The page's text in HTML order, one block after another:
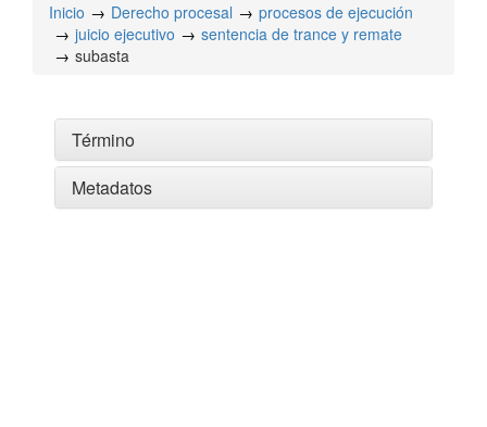
Inicio Derecho procesal
procesos de ejecución
juicio ejecutivo
sentencia de trance y remate
subasta
Término
Metadatos